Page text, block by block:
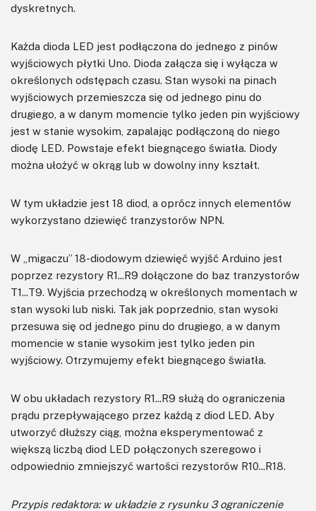
dyskretnych.
Każda dioda LED jest podłączona do jednego z pinów
wyjściowych płytki Uno. Dioda załącza się i wyłącza w
określonych odstępach czasu. Stan wysoki na pinach
wyjściowych przemieszcza się od jednego pinu do
drugiego, a w danym momencie tylko jeden pin wyjściowy
jest w stanie wysokim, zapalając podłączoną do niego
diodę LED. Powstaje efekt biegnącego światła. Diody
można ułożyć w okrąg lub w dowolny inny kształt.
W tym układzie jest 18 diod, a oprócz innych elementów
wykorzystano dziewięć tranzystorów NPN.
W „migaczu” 18-diodowym dziewięć wyjść Arduino jest
poprzez rezystory R1...R9 dołączone do baz tranzystorów
T1...T9. Wyjścia przechodzą w określonych momentach w
stan wysoki lub niski. Tak jak poprzednio, stan wysoki
przesuwa się od jednego pinu do drugiego, a w danym
momencie w stanie wysokim jest tylko jeden pin
wyjściowy. Otrzymujemy efekt biegnącego światła.
W obu układach rezystory R1...R9 służą do ograniczenia
prądu przepływającego przez każdą z diod LED. Aby
utworzyć dłuższy ciąg, można eksperymentować z
większą liczbą diod LED połączonych szeregowo i
odpowiednio zmniejszyć wartości rezystorów R10...R18.
Przypis redaktora: w układzie z rysunku 3 ograniczenie